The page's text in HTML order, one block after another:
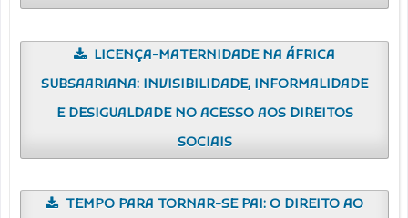
LICENÇA-MATERNIDADE NA ÁFRICA
SUBSAARIANA: INVISIBILIDADE, INFORMALIDADE
E DESIGUALDADE NO ACESSO AOS DIREITOS
SOCIAIS
TEMPO PARA TORNAR-SE PAI: O DIREITO AO